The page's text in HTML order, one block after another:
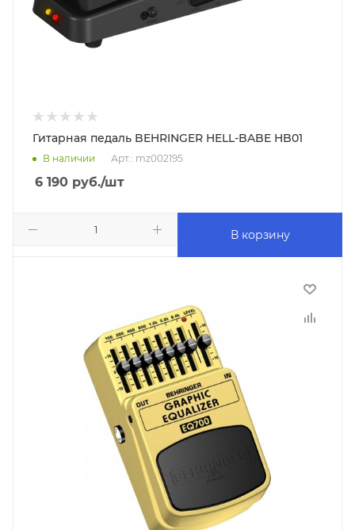
Гитарная педаль BEHRINGER HELL-BABE HB01
В наличии Арт.: mz002195
6 190 руб./шт
В корзину